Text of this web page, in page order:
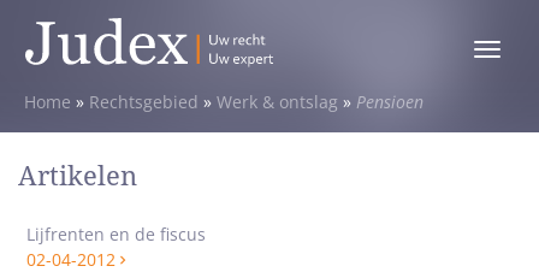
Toggle
Home » Rechtsgebied » Werk & ontslag » Pensioen
Artikelen
Lijfrenten en de fiscus
02-04-2012